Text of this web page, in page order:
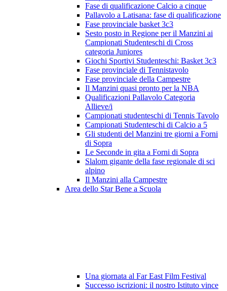
Fase di qualificazione Calcio a cinque
Pallavolo a Latisana: fase di qualificazione
Fase provinciale basket 3c3
Sesto posto in Regione per il Manzini ai
Campionati Studenteschi di Cross
categoria Juniores
Giochi Sportivi Studenteschi: Basket 3c3
Fase provinciale di Tennistavolo
Fase provinciale della Campestre
Il Manzini quasi pronto per la NBA
Qualificazioni Pallavolo Categoria
Allieve/i
Campionati studenteschi di Tennis Tavolo
Campionati Studenteschi di Calcio a 5
Gli studenti del Manzini tre giorni a Forni
di Sopra
Le Seconde in gita a Forni di Sopra
Slalom gigante della fase regionale di sci
alpino
Il Manzini alla Campestre
Area dello Star Bene a Scuola
Una giornata al Far East Film Festival
Successo iscrizioni: il nostro Istituto vince